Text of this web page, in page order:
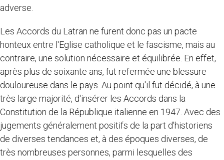
adverse.
Les Accords du Latran ne furent donc pas un pacte
honteux entre l'Eglise catholique et le fascisme, mais au
contraire, une solution nécessaire et équilibrée. En effet,
après plus de soixante ans, fut refermée une blessure
douloureuse dans le pays. Au point qu'il fut décidé, à une
très large majorité, d'insérer les Accords dans la
Constitution de la République italienne en 1947. Avec des
jugements généralement positifs de la part d'historiens
de diverses tendances et, à des époques diverses, de
très nombreuses personnes, parmi lesquelles des